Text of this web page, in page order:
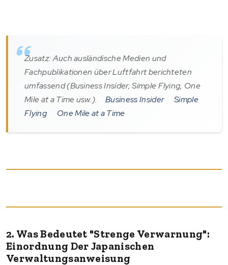
Zusatz: Auch ausländische Medien und
Fachpublikationen über Luftfahrt berichteten
umfassend (Business Insider, Simple Flying, One
Mile at a Time usw.).
Business Insider
Simple
Flying
One Mile at a Time
2. Was Bedeutet "strenge Verwarnung":
Einordnung Der Japanischen
Verwaltungsanweisung